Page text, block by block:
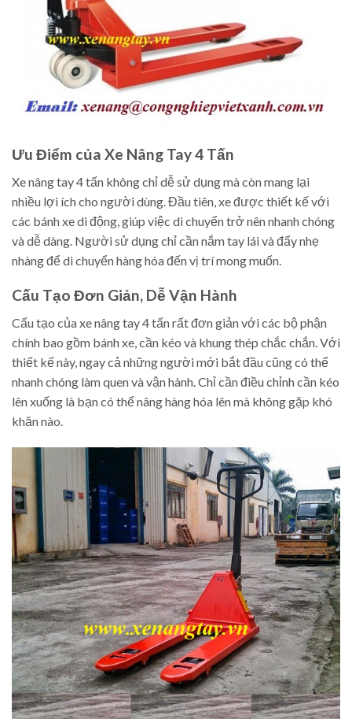
Ưu Điểm của Xe Nâng Tay 4 Tấn
Xe nâng tay 4 tấn không chỉ dễ sử dụng mà còn mang lại
nhiều lợi ích cho người dùng. Đầu tiên, xe được thiết kế với
các bánh xe di động, giúp việc di chuyển trở nên nhanh chóng
và dễ dàng. Người sử dụng chỉ cần nắm tay lái và đẩy nhẹ
nhàng để di chuyển hàng hóa đến vị trí mong muốn.
Cấu Tạo Đơn Giản, Dễ Vận Hành
Cấu tạo của xe nâng tay 4 tấn rất đơn giản với các bộ phận
chính bao gồm bánh xe, cần kéo và khung thép chắc chắn. Với
thiết kế này, ngay cả những người mới bắt đầu cũng có thể
nhanh chóng làm quen và vận hành. Chỉ cần điều chỉnh cần kéo
lên xuống là bạn có thể nâng hàng hóa lên mà không gặp khó
khăn nào.